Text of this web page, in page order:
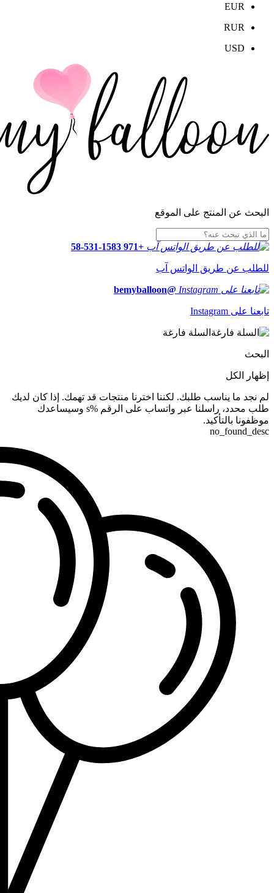
EUR
RUR
USD
البحث عن المنتج على الموقع
+971 58-531-1583
للطلب عن طريق الواتس آب
@bemyballoon
تابعنا على Instagram
السلة فارغة
البحث
إظهار الكل
لم نجد ما يناسب طلبك. لكننا اخترنا منتجات قد تهمك. إذا كان لديك
طلب محدد، راسلنا عبر واتساب على الرقم %s وسيساعدك
موظفونا بالتأكيد.
no_found_desc